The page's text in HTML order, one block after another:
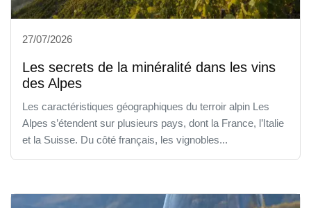
27/07/2026
Les secrets de la minéralité dans les vins
des Alpes
Les caractéristiques géographiques du terroir alpin Les
Alpes s’étendent sur plusieurs pays, dont la France, l’Italie
et la Suisse. Du côté français, les vignobles...